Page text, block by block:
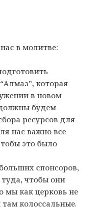
в молитве:
которая
в новом
будем
ресурсов для
нас важно все
это было
спонсоров,
чтобы они
мы как церковь не
колоссальные.